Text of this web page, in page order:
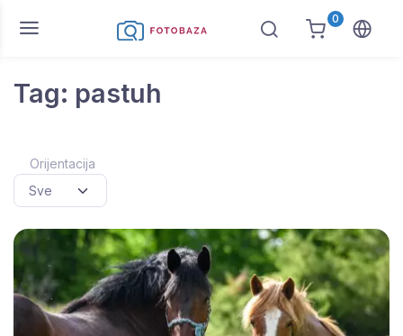
0
Tag: pastuh
Orijentacija